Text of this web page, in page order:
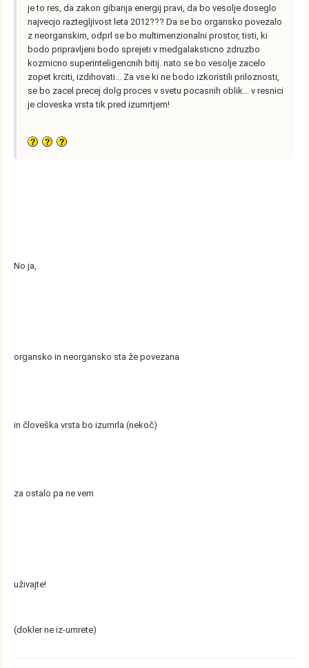
je to res, da zakon gibanja energij pravi, da bo vesolje doseglo
najvecjo raztegljivost leta 2012??? Da se bo organsko povezalo
z neorganskim, odprl se bo multimenzionalni prostor, tisti, ki
bodo pripravljeni bodo sprejeti v medgalaksticno zdruzbo
kozmicno superinteligencnih bitij. nato se bo vesolje zacelo
zopet krciti, izdihovati... Za vse ki ne bodo izkoristili priloznosti,
se bo zacel precej dolg proces v svetu pocasnih oblik... v resnici
je cloveska vrsta tik pred izumrtjem!
No ja,
organsko in neorgansko sta že povezana
in človeška vrsta bo izumrla (nekoč)
za ostalo pa ne vem
uživajte!
(dokler ne iz-umrete)